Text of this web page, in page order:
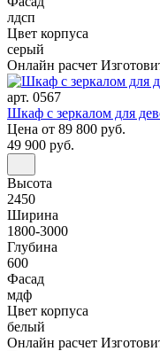
лдсп
Цвет корпуса
серый
Онлайн расчет
арт. 0567
Шкаф с зеркалом для
Цена от 89 800 руб.
49 900 руб.
Высота
2450
Ширина
1800-3000
Глубина
600
Фасад
мдф
Цвет корпуса
белый
Онлайн расчет